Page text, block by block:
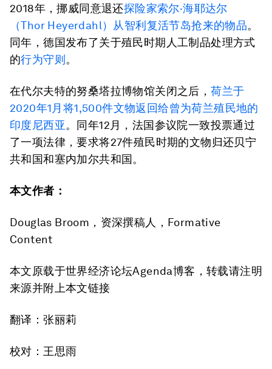
2018年，挪威同意退还探险家索尔·海耶达尔
（Thor Heyerdahl）从智利复活节岛抢来的物品。
同年，德国发布了关于殖民时期人工制品处理方式
的行为守则 。
在代尔夫特的努桑塔拉博物馆关闭之后，荷兰于
2020年1月将1,500件文物返回给曾为荷兰殖民地的
印度尼西亚。同年12月，法国参议院一致投票通过
了一项法律，要求将27件殖民时期的文物归还贝宁
共和国和塞内加尔共和国。
本文作者：
Douglas Broom，资深撰稿人，Formative
Content
本文原载于世界经济论坛Agenda博客，转载请注明
来源并附上本文链接
翻译：张丽莉
校对：王思雨